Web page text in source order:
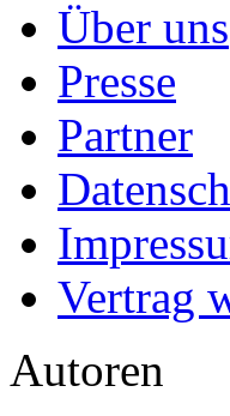
Über uns
Presse
Partner
Vertrag
Autoren